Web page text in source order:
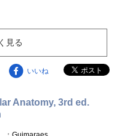
見る
いいね
Anatomy, 3rd ed.